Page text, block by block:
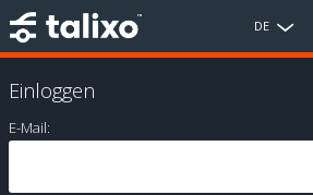
DE
Einloggen
E-Mail: